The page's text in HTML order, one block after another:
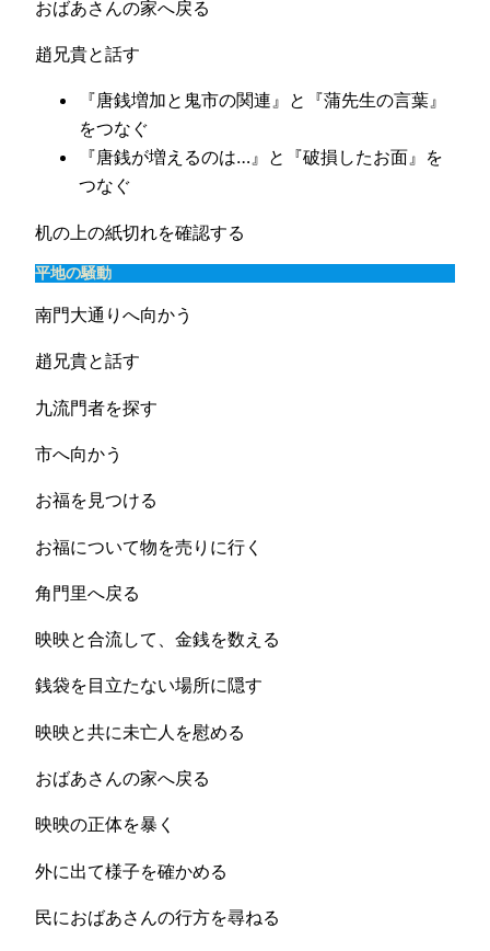
おばあさんの家へ戻る
趙兄貴と話す
『唐銭増加と鬼市の関連』と『蒲先生の言葉』
をつなぐ
『唐銭が増えるのは…』と『破損したお面』を
つなぐ
机の上の紙切れを確認する
平地の騒動
南門大通りへ向かう
趙兄貴と話す
九流門者を探す
市へ向かう
お福を見つける
お福について物を売りに行く
角門里へ戻る
映映と合流して、金銭を数える
銭袋を目立たない場所に隠す
映映と共に未亡人を慰める
おばあさんの家へ戻る
映映の正体を暴く
外に出て様子を確かめる
民におばあさんの行方を尋ねる